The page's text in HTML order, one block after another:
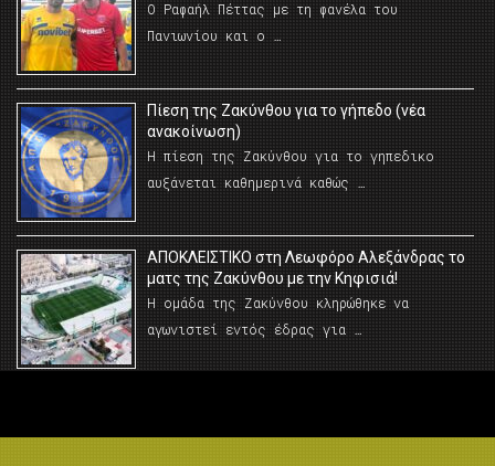
Ο Ραφαήλ Πέττας με τη φανέλα του
Πανιωνίου και ο …
Πίεση της Ζακύνθου για το γήπεδο (νέα
ανακοίνωση)
Η πίεση της Ζακύνθου για το γηπεδικο
αυξάνεται καθημερινά καθώς …
AΠΟΚΛΕΙΣΤΙΚΟ στη Λεωφόρο Αλεξάνδρας το
ματς της Ζακύνθου με την Κηφισιά!
Η ομάδα της Ζακύνθου κληρώθηκε να
αγωνιστεί εντός έδρας για …